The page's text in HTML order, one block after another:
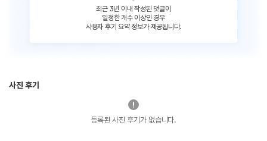
최근 3년 이내 작성된 댓글이
일정한 개수 이상인 경우
사용자 후기 요약 정보가 제공됩니다.
사진 후기
등록된 사진 후기가 없습니다.